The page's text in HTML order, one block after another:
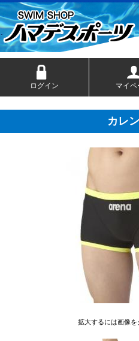
ログイン マイペ
カレ
拡大するには画像